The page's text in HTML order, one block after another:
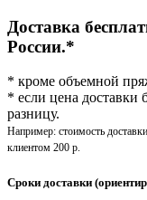
Доставка
России.*
* кроме объемной
* если цена доставки
разницу.
Например: стоимость
клиентом 200 р.
Сроки доставки